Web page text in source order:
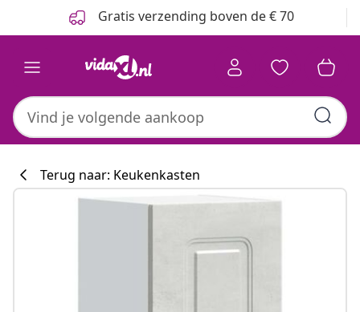
Gratis verzending boven de € 70
Terug naar: Keukenkasten